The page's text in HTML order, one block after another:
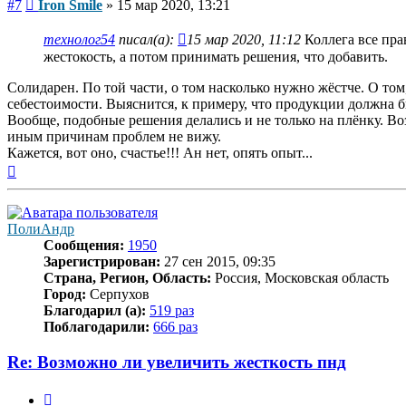
#7 Iron Smile » 15 мар 2020, 13:21
технолог54 писал(а): 15 мар 2020, 11:12 Коллега все
жестокость, а потом принимать решения, что добавить.
Солидарен. По той части, о том насколько нужно жёстче. О
себестоимости. Выяснится, к примеру, что продукции
Вообще, подобные решения делались и не только на плёнку.
иным причинам проблем не вижу.
Кажется, вот оно, счастье!!! Ан нет, опять опыт...
к
началу
ПолиАндр
Сообщения: 1950
Зарегистрирован: 27 сен 2015, 09:35
Страна, Регион, Область: Россия, Московская область
Город: Серпухов
Благодарил (а): 519 раз
Поблагодарили: 666 раз
Re: Возможно ли увеличить жесткость пнд